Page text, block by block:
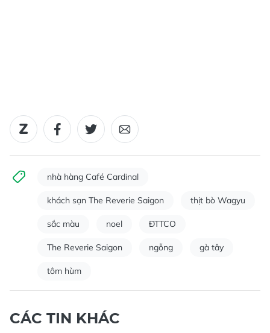
nhà hàng Café Cardinal
khách sạn The Reverie Saigon thịt bò Wagyu
sắc màu noel ĐTTCO
The Reverie Saigon ngỗng gà tây
tôm hùm
CÁC TIN KHÁC